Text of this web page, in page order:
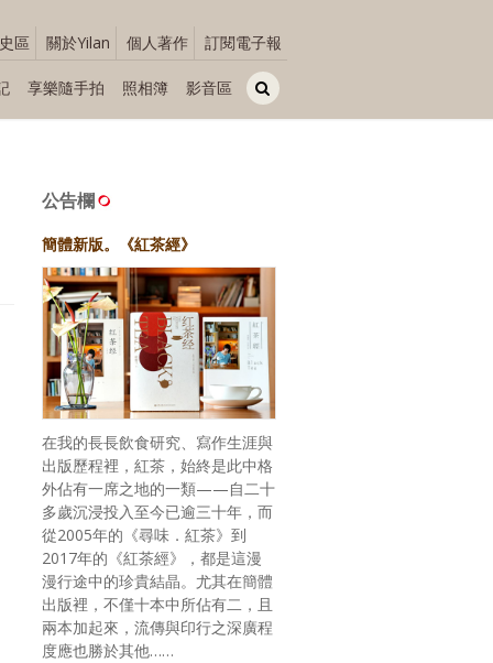
區 關於Yilan 個人著作 訂閱電子報
享樂隨手拍 照相簿 影音區
公告欄
簡體新版。《紅茶經》
在我的長長飲食研究、寫作生涯與
出版歷程裡，紅茶，始終是此中格
外佔有一席之地的一類——自二十
多歲沉浸投入至今已逾三十年，而
從2005年的《尋味．紅茶》到
2017年的《紅茶經》，都是這漫
漫行途中的珍貴結晶。尤其在簡體
出版裡，不僅十本中所佔有二，且
兩本加起來，流傳與印行之深廣程
度應也勝於其他……